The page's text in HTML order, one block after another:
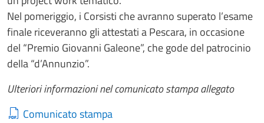
Nel pomeriggio, i Corsisti che avranno superato l’esame
finale riceveranno gli attestati a Pescara, in occasione
del “Premio Giovanni Galeone”, che gode del patrocinio
della “d’Annunzio”.
Ulteriori informazioni nel comunicato stampa allegato
Comunicato stampa